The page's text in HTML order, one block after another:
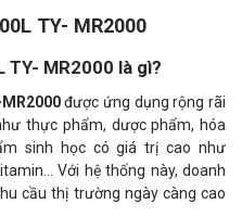
TY- MR2000
TY- MR2000 là gì?
được ứng dụng rộng rãi
thực phẩm, dược phẩm, hóa
sinh học có giá trị cao như
Với hệ thống này, doanh
cầu thị trường ngày càng cao